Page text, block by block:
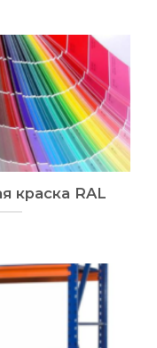
краска RAL